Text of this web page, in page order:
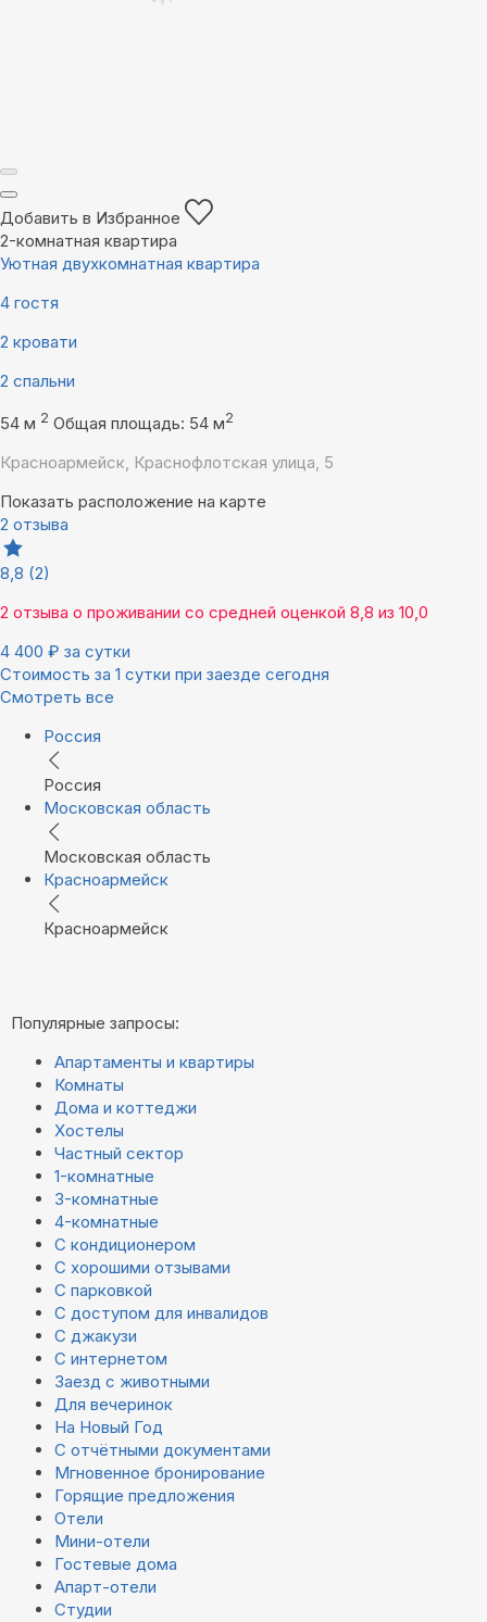
Добавить в Избранное
2-комнатная квартира
Уютная двухкомнатная квартира
4 гостя
2 кровати
2 спальни
54 м 2 Общая площадь: 54 м2
Красноармейск, Краснофлотская улица, 5
Показать расположение на карте
2 отзыва
8,8 (2)
2 отзыва о проживании со средней оценкой 8,8 из 10,0
4 400 ₽ за сутки
Стоимость за 1 сутки при заезде сегодня
Смотреть все
Россия
Россия
Московская область
Московская область
Красноармейск
Красноармейск
Популярные запросы:
Апартаменты и квартиры
Комнаты
Дома и коттеджи
Хостелы
Частный сектор
1-комнатные
3-комнатные
4-комнатные
С кондиционером
С хорошими отзывами
С парковкой
С доступом для инвалидов
С джакузи
С интернетом
Заезд с животными
Для вечеринок
На Новый Год
С отчётными документами
Мгновенное бронирование
Горящие предложения
Отели
Мини-отели
Гостевые дома
Апарт-отели
Студии